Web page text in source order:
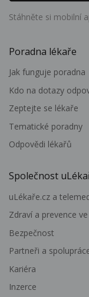
Stáhněte si mobilní
Poradna lékaře
Jak funguje poradna
Kdo na dotazy
Zeptejte se lékaře
Tematické poradny
Odpovědi lékařů
Společnost
uLékaře.cz a
Zdraví a prevence
Bezpečnost
Partneři a
Kariéra
Inzerce